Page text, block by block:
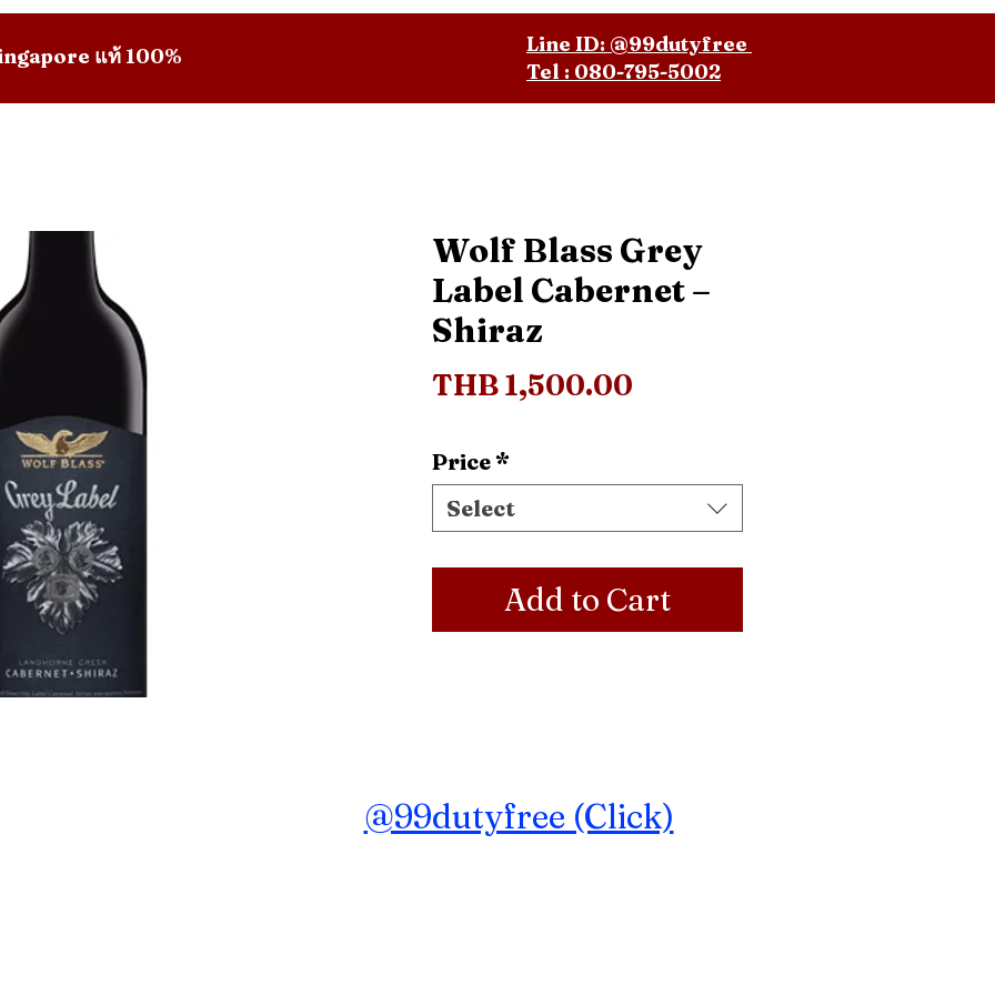
แท้ 100%
Line ID: @99dutyfree
Tel : 080-795-5002
Wolf Blass Grey
Label Cabernet –
Shiraz
THB 1,500.00
Price *
Select
Add to Cart
@99dutyfree (Click)